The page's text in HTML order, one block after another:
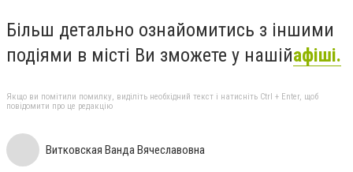
Більш детально ознайомитись з іншими
подіями в місті Ви зможете у нашійафіші.
Якщо ви помітили помилку, виділіть необхідний текст і натисніть Ctrl + Enter, щоб
повідомити про це редакцію
Витковская Ванда Вячеславовна